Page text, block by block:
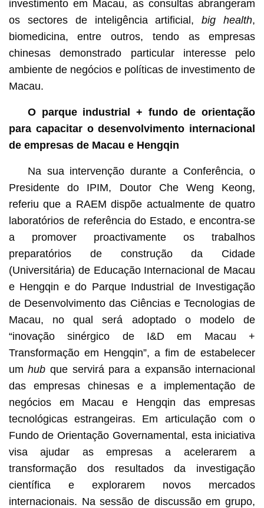
investimento em Macau, as consultas abrangeram
os sectores de inteligência artificial,big health,
biomedicina, entre outros, tendo as empresas
chinesas demonstrado particular interesse pelo
ambiente de negócios e políticas de investimento de
Macau.
O parque industrial + fundo de orientação
para capacitar o desenvolvimento internacional
de empresas de Macau e Hengqin
Na sua intervenção durante a Conferência, o
Presidente do IPIM, Doutor Che Weng Keong,
referiu que a RAEM dispõe actualmente de quatro
laboratórios de referência do Estado, e encontra-se
a promover proactivamente os trabalhos
preparatórios de construção da Cidade
(Universitária) de Educação Internacional de Macau
e Hengqin e do Parque Industrial de Investigação
de Desenvolvimento das Ciências e Tecnologias de
Macau, no qual será adoptado o modelo de
“inovação sinérgico de I&D em Macau +
Transformação em Hengqin”, a fim de estabelecer
umhub que servirá para a expansão internacional
das empresas chinesas e a implementação de
negócios em Macau e Hengqin das empresas
tecnológicas estrangeiras. Em articulação com o
Fundo de Orientação Governamental, esta iniciativa
visa ajudar as empresas a acelerarem a
transformação dos resultados da investigação
científica e explorarem novos mercados
internacionais. Na sessão de discussão em grupo,